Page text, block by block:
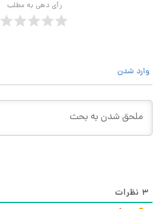
رأی دهی به مطلب
وارد شدن
۳ نظرات